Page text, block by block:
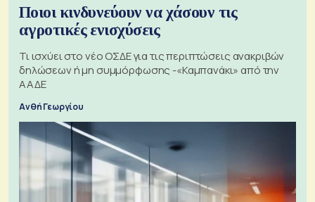
Ποιοι κινδυνεύουν να χάσουν τις
αγροτικές ενισχύσεις
Τι ισχύει στο νέο ΟΣΔΕ για τις περιπτώσεις ανακριβών
δηλώσεων ή μη συμμόρφωσης -«Καμπανάκι» από την
ΑΑΔΕ
Ανθή Γεωργίου